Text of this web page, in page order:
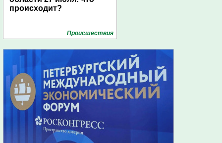
происходит?
Проиcшествия